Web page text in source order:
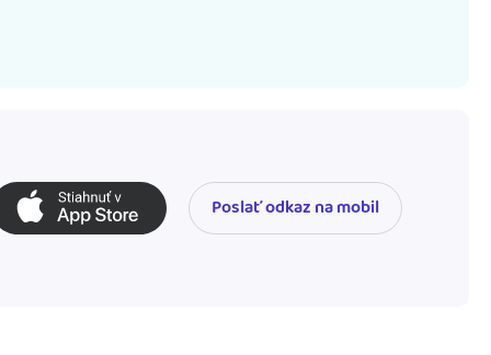
Poslať odkaz na mobil